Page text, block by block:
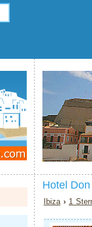
Hotel
Ibiza › 1